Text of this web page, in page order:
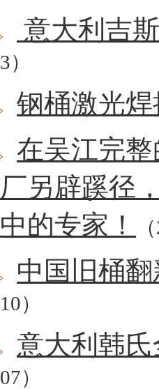
意大利吉
3）
钢桶激光
在吴江完
厂另辟蹊径
中的专家！
中国旧桶
10）
意大利韩
07）